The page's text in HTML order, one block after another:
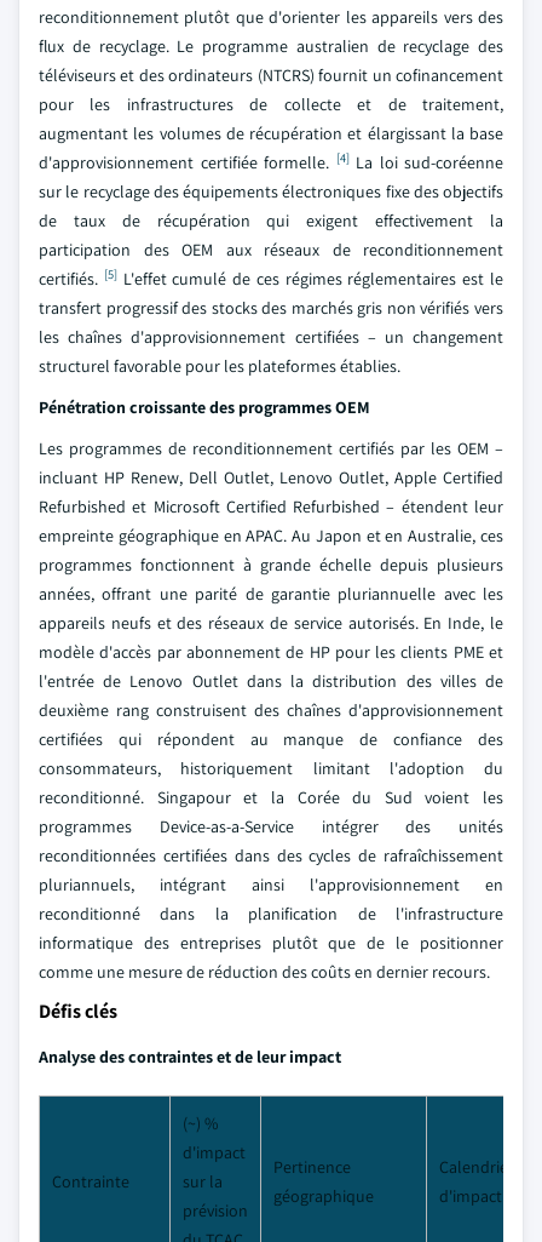
reconditionnement plutôt que d'orienter les appareils vers des
flux de recyclage. Le programme australien de recyclage des
téléviseurs et des ordinateurs (NTCRS) fournit un cofinancement
pour les infrastructures de collecte et de traitement,
augmentant les volumes de récupération et élargissant la base
d'approvisionnement certifiée formelle. [4]La loi sud-coréenne
sur le recyclage des équipements électroniques fixe des objectifs
de taux de récupération qui exigent effectivement la
participation des OEM aux réseaux de reconditionnement
certifiés. [5]L'effet cumulé de ces régimes réglementaires est le
transfert progressif des stocks des marchés gris non vérifiés vers
les chaînes d'approvisionnement certifiées – un changement
structurel favorable pour les plateformes établies.
Pénétration croissante des programmes OEM
Les programmes de reconditionnement certifiés par les OEM –
incluant HP Renew, Dell Outlet, Lenovo Outlet, Apple Certified
Refurbished et Microsoft Certified Refurbished – étendent leur
empreinte géographique en APAC. Au Japon et en Australie, ces
programmes fonctionnent à grande échelle depuis plusieurs
années, offrant une parité de garantie pluriannuelle avec les
appareils neufs et des réseaux de service autorisés. En Inde, le
modèle d'accès par abonnement de HP pour les clients PME et
l'entrée de Lenovo Outlet dans la distribution des villes de
deuxième rang construisent des chaînes d'approvisionnement
certifiées qui répondent au manque de confiance des
consommateurs, historiquement limitant l'adoption du
reconditionné. Singapour et la Corée du Sud voient les
programmes Device-as-a-Service intégrer des unités
reconditionnées certifiées dans des cycles de rafraîchissement
pluriannuels, intégrant ainsi l'approvisionnement en
reconditionné dans la planification de l'infrastructure
informatique des entreprises plutôt que de le positionner
comme une mesure de réduction des coûts en dernier recours.
Défis clés
Analyse des contraintes et de leur impact
Contrainte
(~) %
d'impact
sur la
prévision
Pertinence
géographique
Calendrier
d'impact